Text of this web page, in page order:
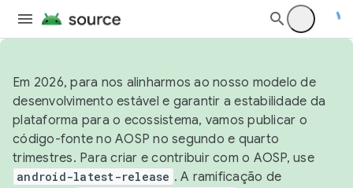
Em 2026, para nos alinharmos ao nosso modelo de
desenvolvimento estável e garantir a estabilidade da
plataforma para o ecossistema, vamos publicar o
código-fonte no AOSP no segundo e quarto
trimestres. Para criar e contribuir com o AOSP, use
android-latest-release . A ramificação de